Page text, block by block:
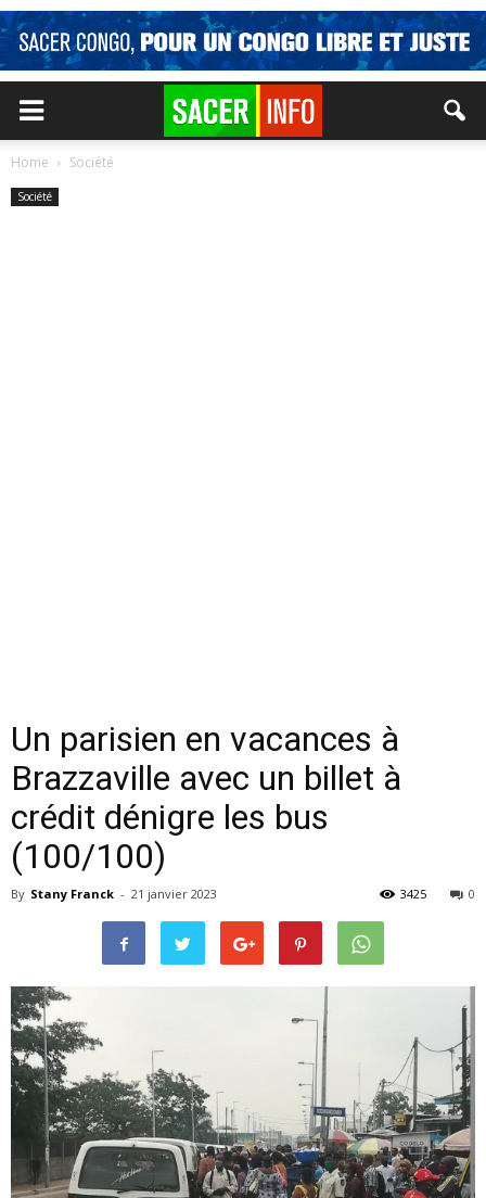
Home Société
Société
Un parisien en vacances à
Brazzaville avec un billet à
crédit dénigre les bus
(100/100)
By Stany Franck - 21 janvier 2023 0
3425